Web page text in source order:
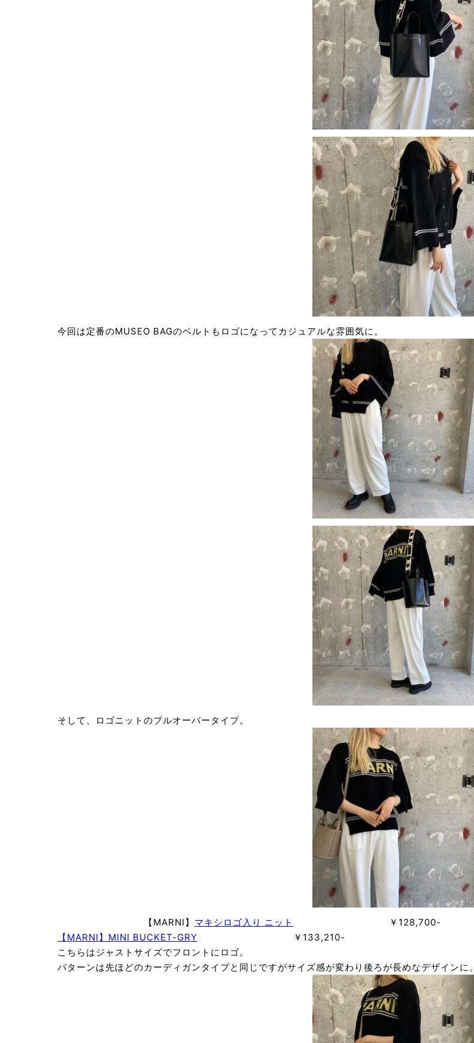
今回は定番のMUSEO BAGのベルトもロゴになってカジュアルな雰囲気に。
そして、ロゴニットのプルオーバータイプ。
【MARNI】 マキシロゴ入り ニット
￥128,700-
【MARNI】MINI BUCKET-GRY ￥133,210-
こちらはジャストサイズでフロントにロゴ。
パターンは先ほどのカーディガンタイプと同じですがサイズ感が変わり後ろが長めなデザインに。